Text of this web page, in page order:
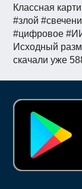
Классная
#злой
#цифровое
Исходный
скачали уже